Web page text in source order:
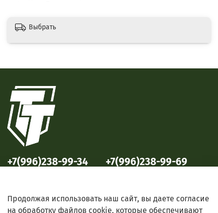
Выбрать
+7(996)238-99-34 +7(996)238-99-69
Продолжая использовать наш сайт, вы даете согласие
на обработку файлов cookie, которые обеспечивают